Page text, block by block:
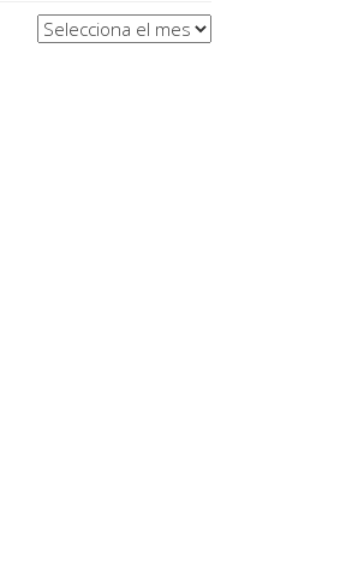
Arxius